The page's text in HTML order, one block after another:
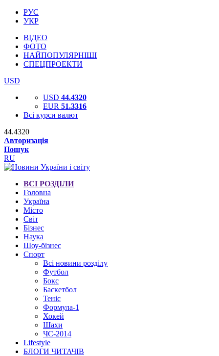
РУС
УКР
ВІДЕО
ФОТО
НАЙПОПУЛЯРНІШІ
СПЕЦПРОЕКТИ
USD
USD 44.4320
EUR 51.3316
Всі курси валют
44.4320
Авторизація
Пошук
RU
ВСІ РОЗДІЛИ
Головна
Україна
Місто
Світ
Бізнес
Наука
Шоу-бізнес
Спорт
Всі новини розділу
Футбол
Бокс
Баскетбол
Теніс
Формула-1
Хокей
Шахи
ЧС-2014
Lifestyle
БЛОГИ ЧИТАЧІВ